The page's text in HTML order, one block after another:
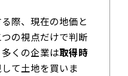
際、現在の地価と
の視点だけで判断
くの企業は取得時
て土地を買いま